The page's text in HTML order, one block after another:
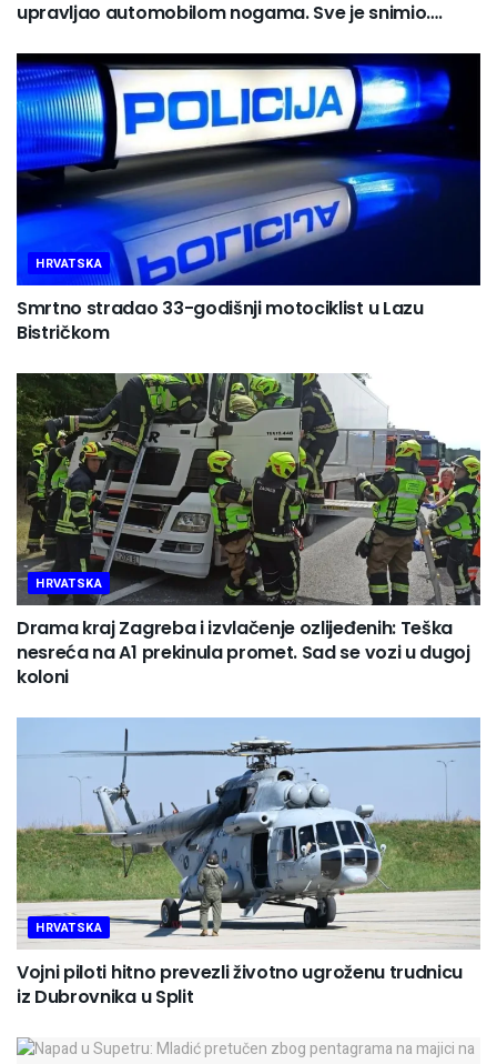
upravljao automobilom nogama. Sve je snimio….
HRVATSKA
Smrtno stradao 33-godišnji motociklist u Lazu
Bistričkom
HRVATSKA
Drama kraj Zagreba i izvlačenje ozlijeđenih: Teška
nesreća na A1 prekinula promet. Sad se vozi u dugoj
koloni
HRVATSKA
Vojni piloti hitno prevezli životno ugroženu trudnicu
iz Dubrovnika u Split